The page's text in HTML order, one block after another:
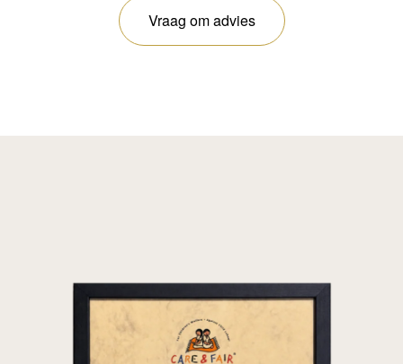
Vraag om advies